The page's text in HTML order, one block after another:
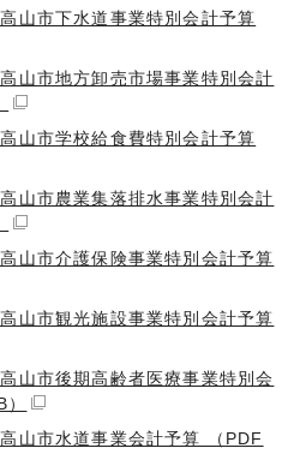
山市下水道事業特別会計予算
山市地方卸売市場事業特別会計
山市学校給食費特別会計予算
山市農業集落排水事業特別会計
山市介護保険事業特別会計予算
山市観光施設事業特別会計予算
山市後期高齢者医療事業特別会
山市水道事業会計予算 （PDF